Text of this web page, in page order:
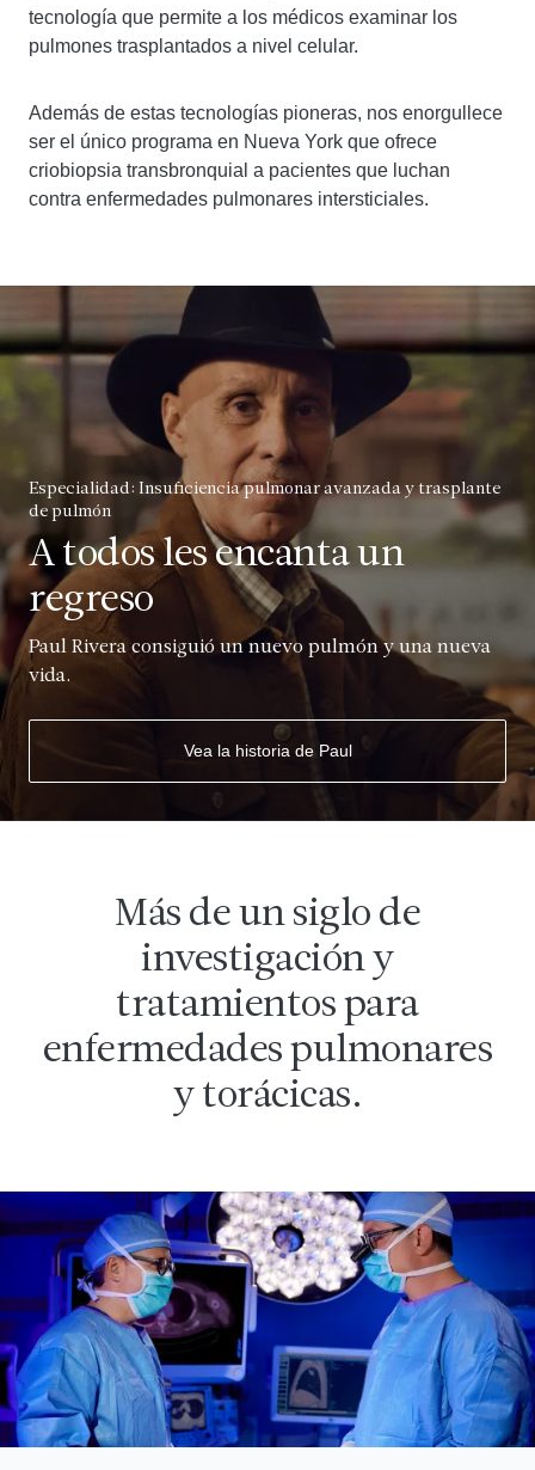
tecnología que permite a los médicos examinar los
pulmones trasplantados a nivel celular.
Además de estas tecnologías pioneras, nos enorgullece
ser el único programa en Nueva York que ofrece
criobiopsia transbronquial a pacientes que luchan
contra enfermedades pulmonares intersticiales.
Especialidad: Insuficiencia pulmonar avanzada y trasplante
de pulmón
A todos les encanta un
regreso
Paul Rivera consiguió un nuevo pulmón y una nueva
vida.
Vea la historia de Paul
Más de un siglo de
investigación y
tratamientos para
enfermedades pulmonares
y torácicas.